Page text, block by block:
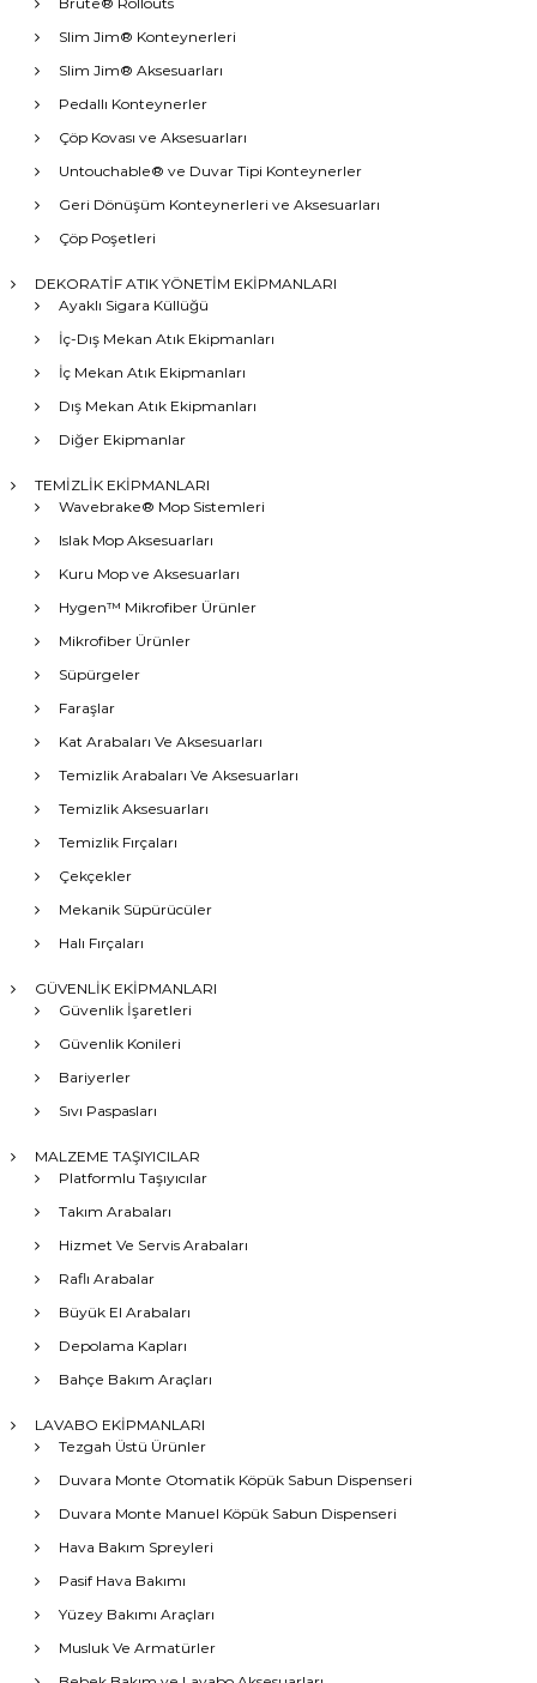
Slim Jim® Konteynerleri
Slim Jim® Aksesuarları
Pedallı Konteynerler
Çöp Kovası ve Aksesuarları
Untouchable® ve Duvar Tipi Konteynerler
Geri Dönüşüm Konteynerleri ve Aksesuarları
Çöp Poşetleri
DEKORATİF ATIK YÖNETİM EKİPMANLARI
Ayaklı Sigara Küllüğü
İç-Dış Mekan Atık Ekipmanları
İç Mekan Atık Ekipmanları
Dış Mekan Atık Ekipmanları
Diğer Ekipmanlar
TEMİZLİK EKİPMANLARI
Wavebrake® Mop Sistemleri
Islak Mop Aksesuarları
Kuru Mop ve Aksesuarları
Hygen™ Mikrofiber Ürünler
Mikrofiber Ürünler
Süpürgeler
Faraşlar
Kat Arabaları Ve Aksesuarları
Temizlik Arabaları Ve Aksesuarları
Temizlik Aksesuarları
Temizlik Fırçaları
Çekçekler
Mekanik Süpürücüler
Halı Fırçaları
GÜVENLİK EKİPMANLARI
Güvenlik İşaretleri
Güvenlik Konileri
Bariyerler
Sıvı Paspasları
MALZEME TAŞIYICILAR
Platformlu Taşıyıcılar
Takım Arabaları
Hizmet Ve Servis Arabaları
Raflı Arabalar
Büyük El Arabaları
Depolama Kapları
Bahçe Bakım Araçları
LAVABO EKİPMANLARI
Tezgah Üstü Ürünler
Duvara Monte Otomatik Köpük Sabun Dispenseri
Duvara Monte Manuel Köpük Sabun Dispenseri
Hava Bakım Spreyleri
Pasif Hava Bakımı
Yüzey Bakımı Araçları
Musluk Ve Armatürler